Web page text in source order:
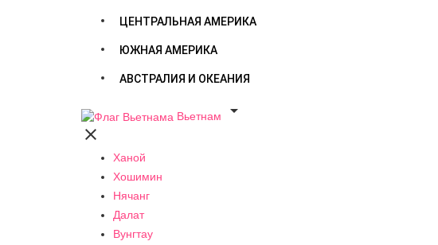
ЦЕНТРАЛЬНАЯ АМЕРИКА
ЮЖНАЯ АМЕРИКА
АВСТРАЛИЯ И ОКЕАНИЯ
Вьетнам


Ханой
Хошимин
Нячанг
Далат
Вунгтау